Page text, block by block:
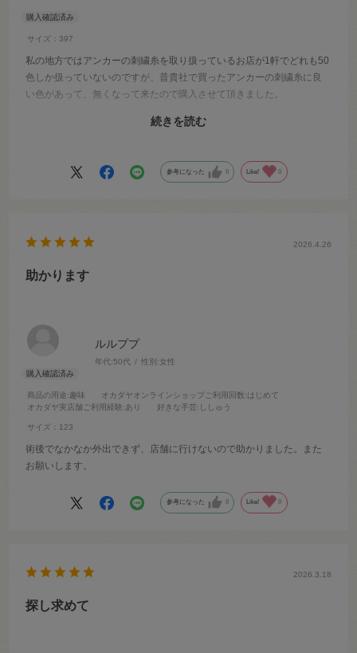
サイズ：397
私の地方ではアンカーの刺繍糸を取り扱っているお店が1軒でどれも50
色しか扱っていないのですが、昔貴社で買ったアンカーの刺繍糸に良
い色があって、無くなって来たので購入させて頂きました。
アンカーの刺繍糸は数十年前に買った糸と色ブレがなく本当に驚きま
続きを読む
参考になった 0 Like! 0
ルルププ
年代:50代 性別:女性
商品の用途:趣味 オカダヤオンラインショップご利用回数:はじめて
オカダヤ実店舗ご利用経験:あり 好きな手芸:ししゅう
サイズ：123
2026.4.26
助かります
術後でなかなか外出できず、店舗に行けないので助かりました。また
お願いします。
参考になった 0 Like! 0
2026.3.18
探し求めて